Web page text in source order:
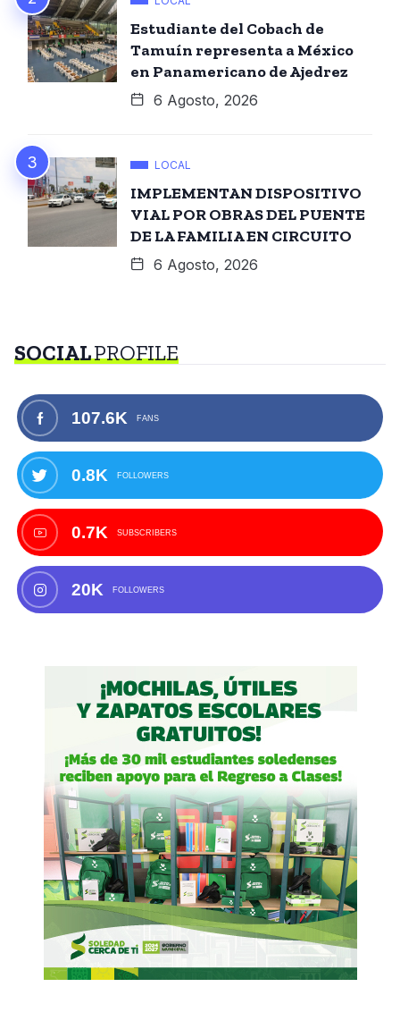
Estudiante del Cobach de
Tamuín representa a México
en Panamericano de Ajedrez
6 Agosto, 2026
LOCAL
IMPLEMENTAN DISPOSITIVO
VIAL POR OBRAS DEL PUENTE
DE LA FAMILIA EN CIRCUITO
6 Agosto, 2026
SOCIALPROFILE
107.6K FANS
0.8K FOLLOWERS
0.7K SUBSCRIBERS
20K FOLLOWERS